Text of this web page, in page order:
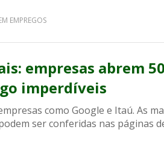
EMPREGOS
empresas abrem
imperdíveis
como Google e Itaú. As
ser conferidas nas páginas